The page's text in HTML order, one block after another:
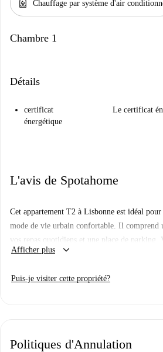
water_heater Chauffage par système d'air
Chambre 1
Détails
certificat
énergétique
Le certificat
L'avis de Spotahome
Cet appartement T2 à Lisbonne est idéal
mode de vie urbain confortable. Il comprend
vos repas quotidiens et une place de parking.
charges sont incluses (dans la limite des
(station Green) sont également accessibles à
Afficher plus keyboard_arrow_down
Puis-je visiter cette propriété?
Politiques d'Annulation